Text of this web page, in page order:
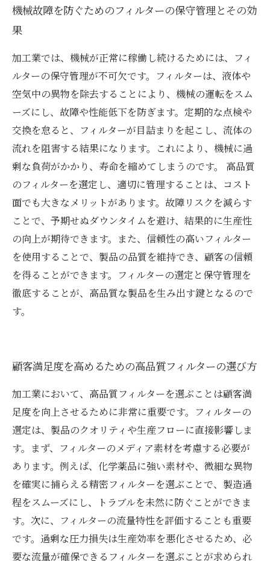
機械故障を防ぐためのフィルターの保守管理とその効
果
加工業では、機械が正常に稼働し続けるためには、フィ
ルターの保守管理が不可欠です。フィルターは、液体や
空気中の異物を除去することにより、機械の運転をスム
ーズにし、故障や性能低下を防ぎます。定期的な点検や
交換を怠ると、フィルターが目詰まりを起こし、流体の
流れを阻害する結果になります。これにより、機械に過
剰な負荷がかかり、寿命を縮めてしまうのです。 高品質
のフィルターを選定し、適切に管理することは、コスト
面でも大きなメリットがあります。故障リスクを減らす
ことで、予期せぬダウンタイムを避け、結果的に生産性
の向上が期待できます。また、信頼性の高いフィルター
を使用することで、製品の品質を維持でき、顧客の信頼
を得ることができます。フィルターの選定と保守管理を
徹底することが、高品質な製品を生み出す鍵となるので
す。
顧客満足度を高めるための高品質フィルターの選び方
加工業において、高品質フィルターを選ぶことは顧客満
足度を向上させるために非常に重要です。フィルターの
選定は、製品のクオリティや生産フローに直接影響しま
す。まず、フィルターのメディア素材を考慮する必要が
あります。例えば、化学薬品に強い素材や、微細な異物
を確実に捕らえる精密フィルターを選ぶことで、製造過
程をスムーズにし、トラブルを未然に防ぐことができま
す。次に、フィルターの流量特性を評価することも重要
です。過剰な圧力損失は生産効率を悪化させるため、必
要な流量が確保できるフィルターを選ぶことが求められ